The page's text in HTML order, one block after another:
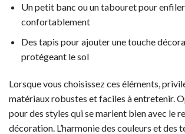
Un petit banc ou un tabouret pour enfiler
confortablement
Des tapis pour ajouter une touche
protégeant le sol
Lorsque vous choisissez ces éléments,
matériaux robustes et faciles à entretenir.
pour des styles qui se marient bien avec le
décoration. L’harmonie des couleurs et des